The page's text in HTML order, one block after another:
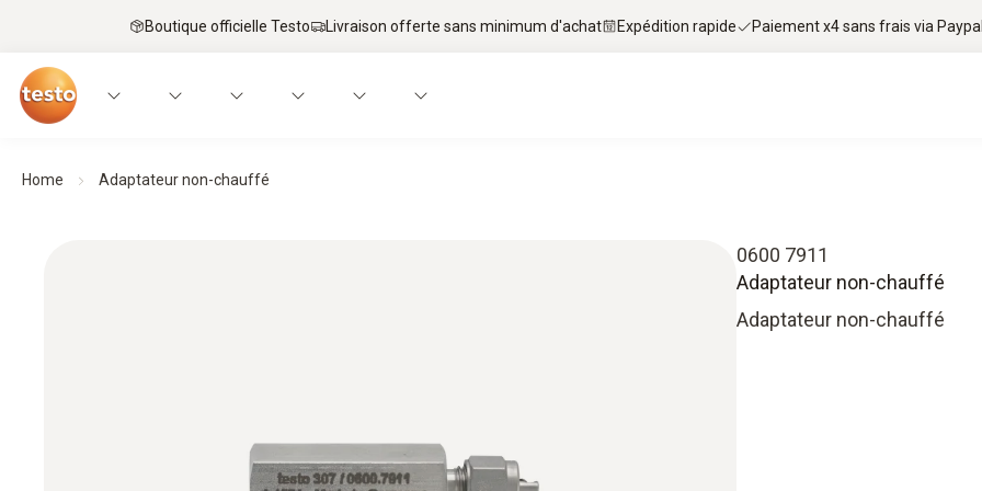
Boutique officielle Testo Livraison offerte sans minimum d'achat Expédition rapide Paiement x4 sans frais via
Home Adaptateur non-chauffé
0600 7911
Adaptateur non-chauffé
Adaptateur non-chauffé